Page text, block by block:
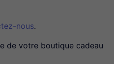
nous.
de votre boutique cadeau